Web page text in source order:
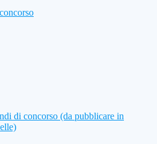
di concorso (da pubblicare in